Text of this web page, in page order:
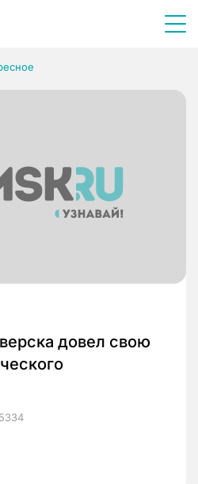
довел свою
5334